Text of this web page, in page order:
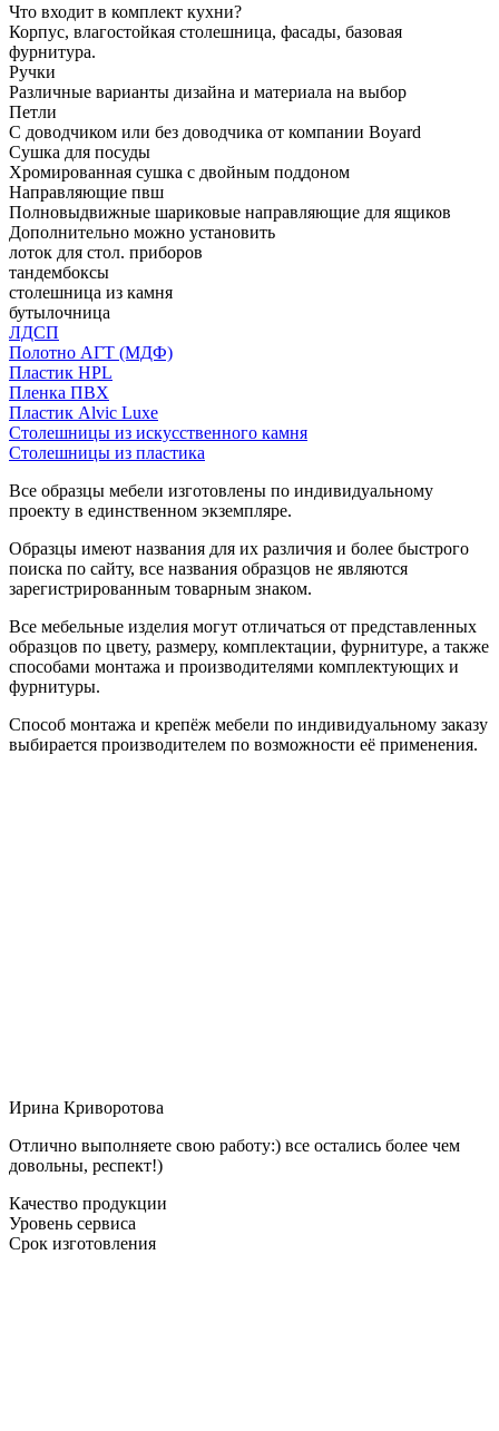
Что входит в комплект кухни?
Корпус, влагостойкая столешница, фасады, базовая
фурнитура.
Ручки
Различные варианты дизайна и материала на выбор
Петли
С доводчиком или без доводчика от компании Boyard
Сушка для посуды
Хромированная сушка с двойным поддоном
Направляющие пвш
Полновыдвижные шариковые направляющие для ящиков
Дополнительно можно установить
лоток для стол. приборов
тандембоксы
столешница из камня
бутылочница
ЛДСП
Полотно АГТ (МДФ)
Пластик HPL
Пленка ПВХ
Пластик Alvic Luxe
Столешницы из искусственного камня
Столешницы из пластика
Все образцы мебели изготовлены по индивидуальному
проекту в единственном экземпляре.
Образцы имеют названия для их различия и более быстрого
поиска по сайту, все названия образцов не являются
зарегистрированным товарным знаком.
Все мебельные изделия могут отличаться от представленных
образцов по цвету, размеру, комплектации, фурнитуре, а также
способами монтажа и производителями комплектующих и
фурнитуры.
Способ монтажа и крепёж мебели по индивидуальному заказу
выбирается производителем по возможности её применения.
Ирина Криворотова
Отлично выполняете свою работу:) все остались более чем
довольны, респект!)
Качество продукции
Уровень сервиса
Срок изготовления